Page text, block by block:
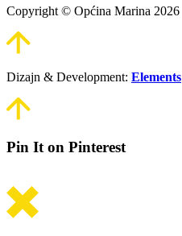
Copyright © Općina Marina 2026
Dizajn & Development: Elements
Pin It on Pinterest